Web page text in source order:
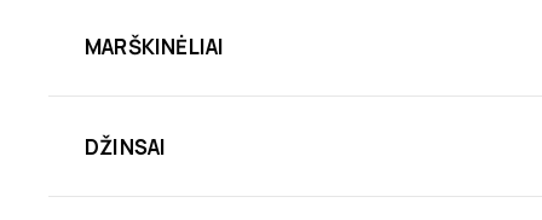
MARŠKINĖLIAI
DŽINSAI